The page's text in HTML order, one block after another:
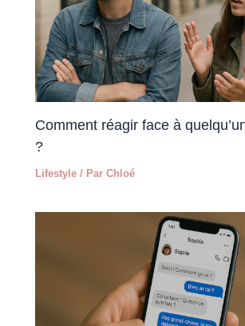
Comment réagir face à
?
Lifestyle / ParChloé